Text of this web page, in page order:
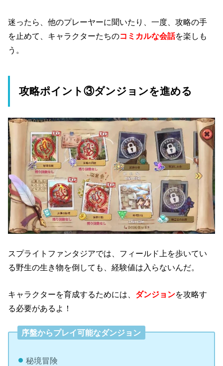
迷ったら、他のプレーヤーに聞いたり、一度、攻略の手
を止めて、キャラクターたちのコミカルな会話を楽しも
う。
攻略ポイント③ダンジョンを進める
スプライトファンタジアでは、フィールド上を歩いてい
る野生の生き物を倒しても、経験値は入らないんだ。
キャラクターを育成するためには、 ダンジョンを攻略す
る必要があるよ！
序盤からプレイ可能なダンジョン
秘境冒険